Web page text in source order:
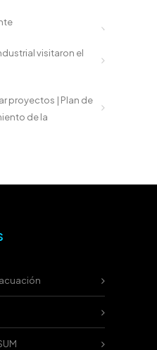
visitaron el
proyectos | Plan de
de la